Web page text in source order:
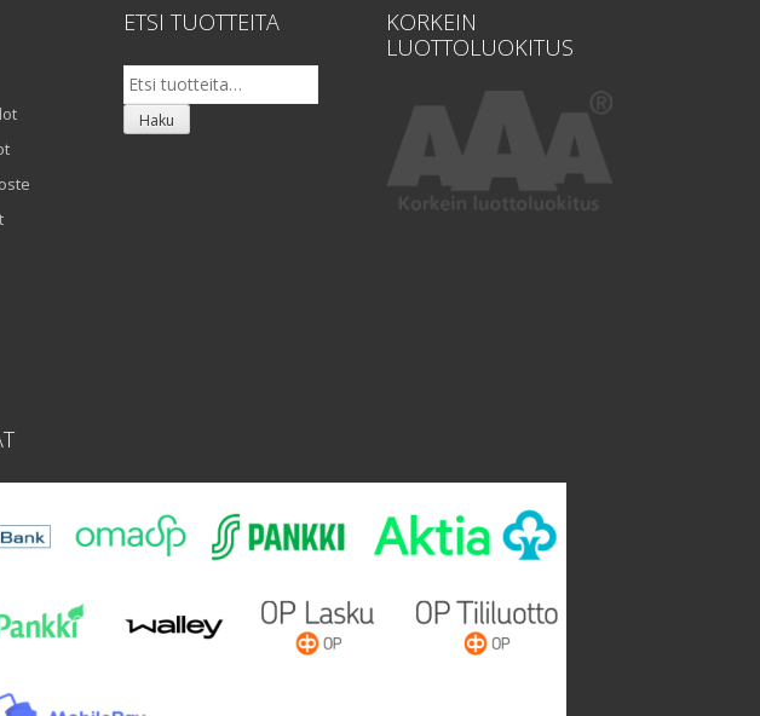
ETSI TUOTTEITA
Etsi:
Haku
KORKEIN
LUOTTOLUOKITUS